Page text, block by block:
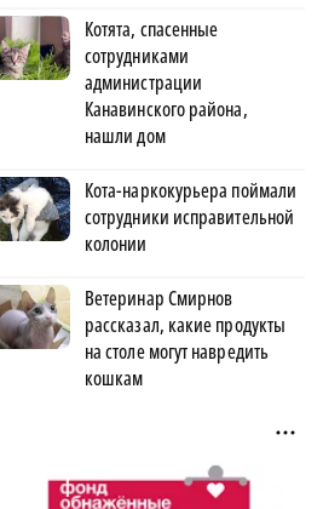
Котята, спасенные
сотрудниками
администрации
Канавинского района,
нашли дом
Кота-наркокурьера поймали
сотрудники исправительной
колонии
Ветеринар Смирнов
рассказал, какие продукты
на столе могут навредить
кошкам